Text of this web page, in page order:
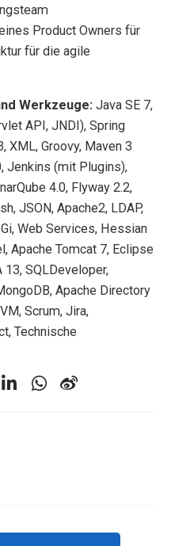
Product Owners für
für die agile
Werkzeuge: Java SE 7,
API, JNDI), Spring
XML, Groovy, Maven 3
Jenkins (mit Plugins),
4.0, Flyway 2.2,
JSON, Apache2, LDAP,
Web Services, Hessian
Apache Tomcat 7, Eclipse
13, SQLDeveloper,
Apache Directory
Scrum, Jira,
Technische